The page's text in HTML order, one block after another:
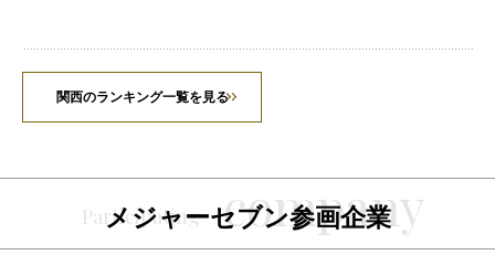
関西のランキング一覧を見る
メジャーセブン参画企業